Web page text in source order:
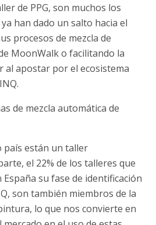
de PPG, son muchos los
han dado un salto hacia el
procesos de mezcla de
MoonWalk o facilitando la
al apostar por el ecosistema
de mezcla automática de
país están un taller
el 22% de los talleres que
su fase de identificación
son también miembros de la
lo que nos convierte en